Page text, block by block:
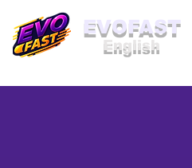
​EVOFAST
English